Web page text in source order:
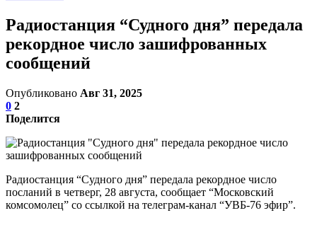
Радиостанция “Судного дня” передала
рекордное число зашифрованных
сообщений
Опубликовано Авг 31, 2025
0 2
Поделится
Радиостанция “Судного дня” передала рекордное число
посланий в четверг, 28 августа, сообщает “Московский
комсомолец” со ссылкой на телеграм-канал “УВБ-76 эфир”.